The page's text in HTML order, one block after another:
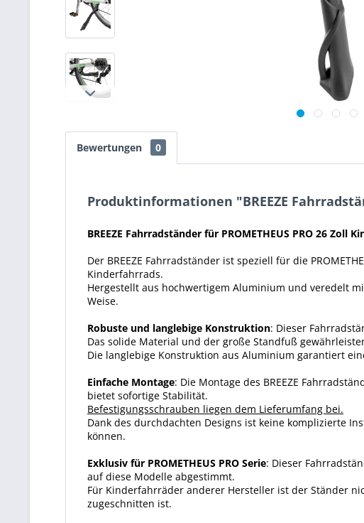
Bewertungen 0
Produktinformationen "BREEZE
BREEZE Fahrradständer für PROMETHEUS PRO 26 Zoll
Der BREEZE Fahrradständer ist speziell für die
Kinderfahrrads.
Hergestellt aus hochwertigem Aluminium und veredelt
Weise.
Robuste und langlebige Konstruktion: Dieser
Das solide Material und der große Standfuß
Die langlebige Konstruktion aus Aluminium garantiert
Einfache Montage: Die Montage des BREEZE
bietet sofortige Stabilität.
Befestigungsschrauben liegen dem Lieferumfang bei.
Dank des durchdachten Designs ist keine komplizierte
können.
Exklusiv für PROMETHEUS PRO Serie: Dieser
auf diese Modelle abgestimmt.
Für Kinderfahrräder anderer Hersteller ist der Ständer
zugeschnitten ist.